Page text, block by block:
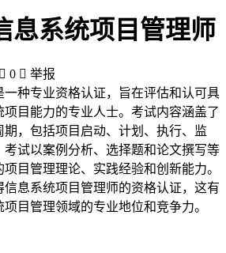
息系统项目管理师
 0  举报
种专业资格认证，旨在评估和认可具
目能力的专业人士。考试内容涵盖了
，包括项目启动、计划、执行、监
试以案例分析、选择题和论文撰写等
目管理理论、实践经验和创新能力。
息系统项目管理师的资格认证，这有
目管理领域的专业地位和竞争力。